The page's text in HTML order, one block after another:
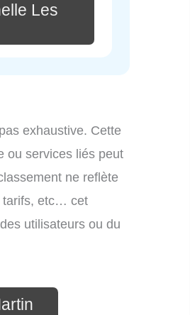
Les
exhaustive. Cette
ou services liés peut
ne reflète
tarifs, etc… cet
utilisateurs ou du